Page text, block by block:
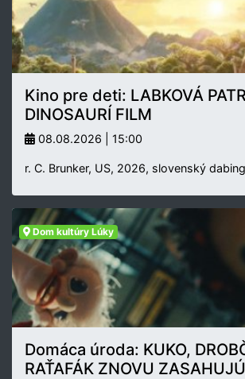
Kino pre deti: LABKOVÁ
DINOSAURÍ FILM
08.08.2026 | 15:00
r. C. Brunker, US, 2026, slovenský
Dom kultúry Lúky
Domáca úroda: KUKO,
RAŤAFÁK ZNOVU